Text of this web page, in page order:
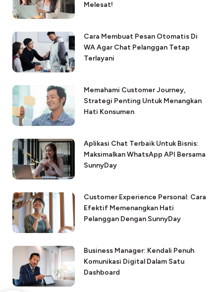
Melesat!
Cara Membuat Pesan Otomatis Di
WA Agar Chat Pelanggan Tetap
Terlayani
Memahami Customer Journey,
Strategi Penting Untuk Menangkan
Hati Konsumen
Aplikasi Chat Terbaik Untuk Bisnis:
Maksimalkan WhatsApp API Bersama
SunnyDay
Customer Experience Personal: Cara
Efektif Memenangkan Hati
Pelanggan Dengan SunnyDay
Business Manager: Kendali Penuh
Komunikasi Digital Dalam Satu
Dashboard